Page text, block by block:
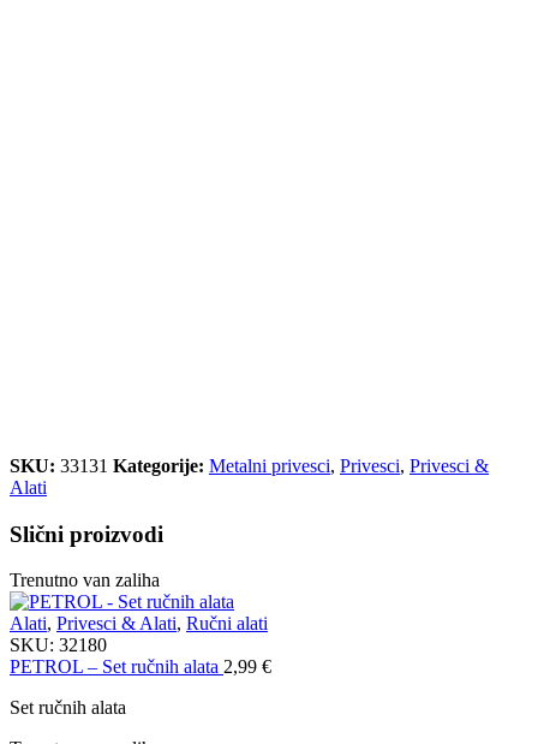
SKU: 33131 Kategorije: Metalni privesci, Privesci, Privesci &
Alati
Slični proizvodi
Trenutno van zaliha
Alati, Privesci & Alati, Ručni alati
SKU: 32180
PETROL – Set ručnih alata 2,99 €
Set ručnih alata